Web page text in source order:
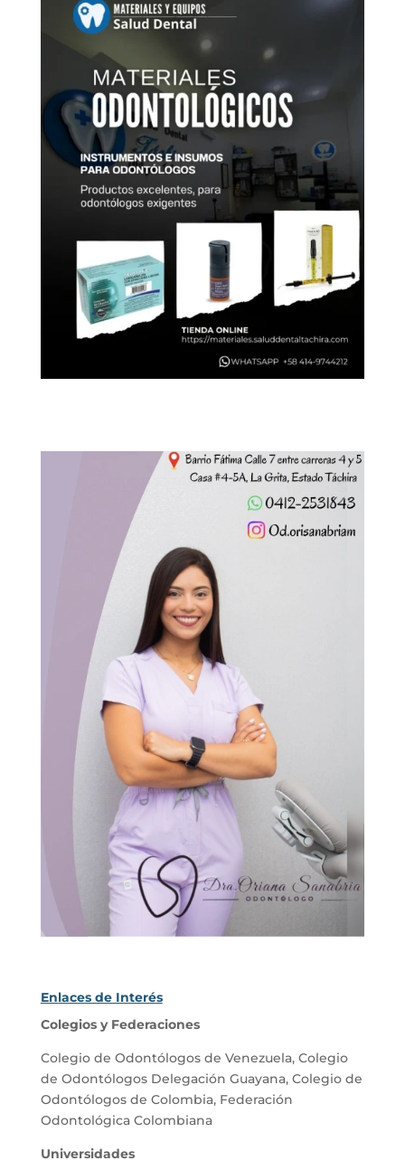
Enlaces de Interés
Colegios y Federaciones
Colegio de Odontólogos de Venezuela, Colegio
de Odontólogos Delegación Guayana, Colegio de
Odontólogos de Colombia, Federación
Odontológica Colombiana
Universidades